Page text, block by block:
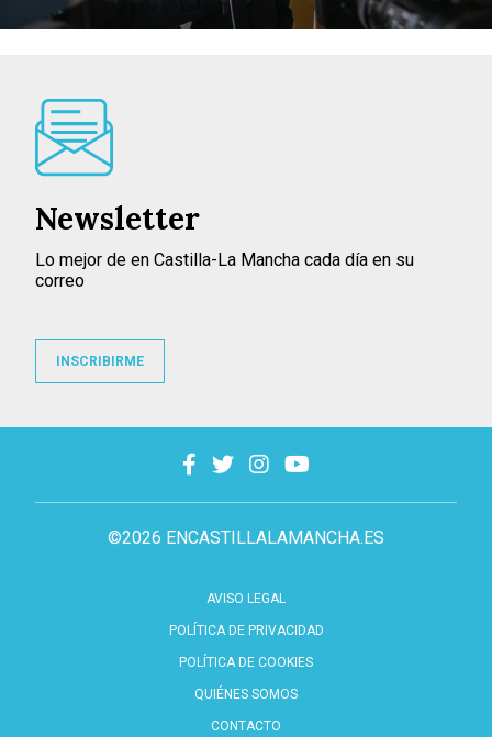
©2026 ENCASTILLALAMANCHA.ES
AVISO LEGAL
POLÍTICA DE PRIVACIDAD
POLÍTICA DE COOKIES
QUIÉNES SOMOS
CONTACTO
Newsletter
Lo mejor de en Castilla-La Mancha cada día en su
correo
INSCRIBIRME